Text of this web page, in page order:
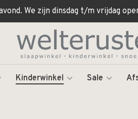
We zijn dinsdag t/m vrijdag
Kinderwinkel Sale